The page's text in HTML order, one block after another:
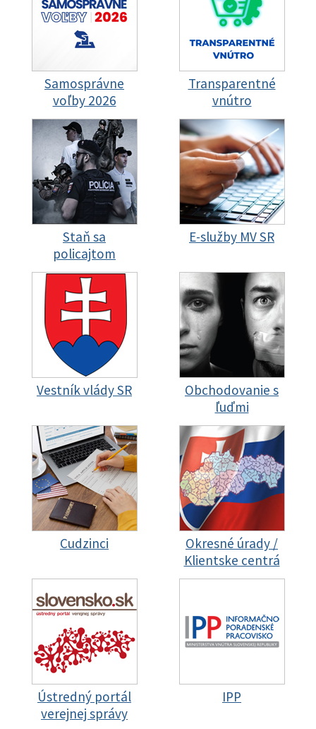
Samosprávne
voľby 2026
Transparentné
vnútro
Staň sa
policajtom
E-služby MV SR
Vestník vlády SR
Obchodovanie s
ľuďmi
Cudzinci
Okresné úrady /
Klientske centrá
Ústredný portál
verejnej správy
IPP